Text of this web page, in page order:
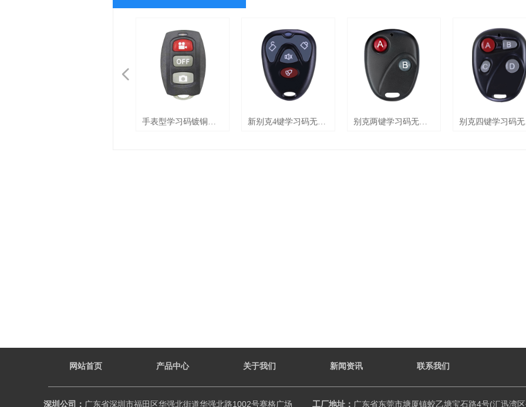
手表型学习码镀铜板
新别克4键学习码无线
别克两键学习码无线
别克四键学习码无
넳
网站首页 产品中心 关于我们 新闻资讯 联系我们
深圳公司： 广东省深圳市福田区华强北街道华强北路1002号赛格广场 工厂地址： 广东省东莞市塘厦镇蛟乙塘宝石路4号(汇迅湾